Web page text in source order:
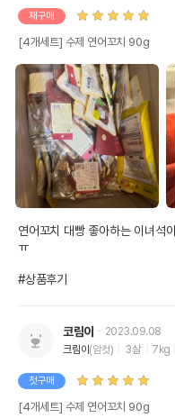
재구매
[4개세트] 수제 연어꼬치 90g
연어꼬치 대빵 좋아하는 이녀석
ㅠ
#상품후기
코림이
2023.09.08
크림이 (암컷) 3살 7kg
첫구매
[4개세트] 수제 연어꼬치 90g